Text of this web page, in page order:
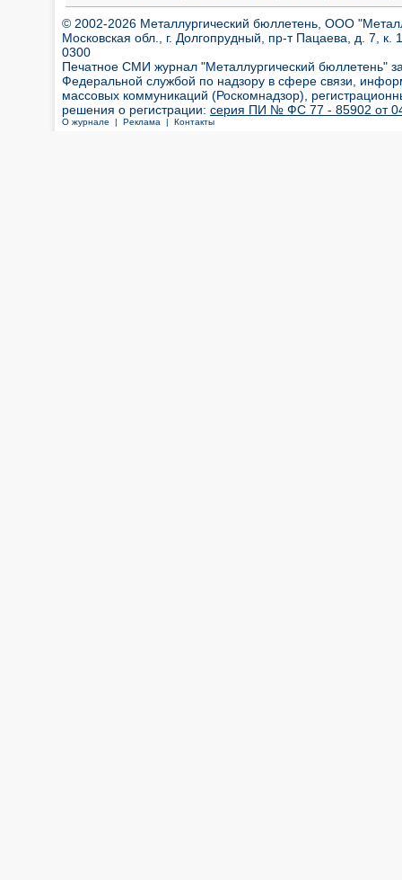
© 2002-2026 Металлургический бюллетень, ООО
Московская обл., г. Долгопрудный, пр-т Пацаева, д. 7,
0300
Печатное СМИ журнал "Металлургический бюллетень"
Федеральной службой по надзору в сфере связи,
массовых коммуникаций (Роскомнадзор),
решения о регистрации: серия ПИ № ФС 77 - 85902 от 04
О журнале | Реклама | Контакты